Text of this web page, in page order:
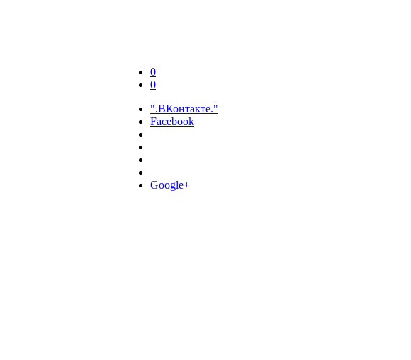
0
0
".ВКонтакте."
Facebook
Google+